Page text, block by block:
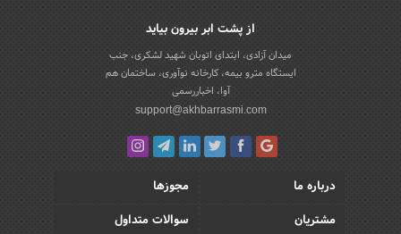
از پشت ابر بیرون بیاید
میدان آزادی، ابتدای اتوبان شهید لشکری، جنب
ایستگاه مترو بیمه، کارخانه نوآوری، ساختمان هم
آوا، اخباررسمی
support@akhbarrasmi.com
درباره ما
مجوزها
مشتریان
سوالات متداول